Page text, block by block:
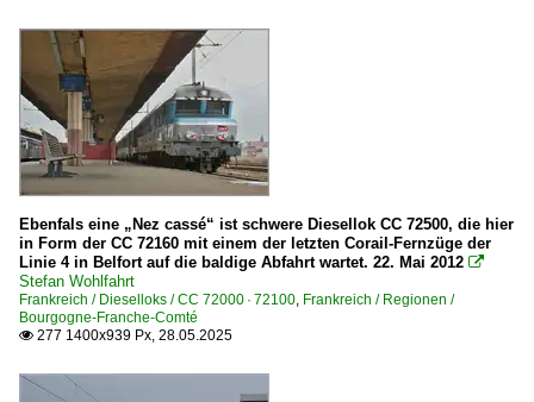
Ebenfals eine „Nez cassé“ ist schwere Diesellok CC 72500, die hier
in Form der CC 72160 mit einem der letzten Corail-Fernzüge der
Linie 4 in Belfort auf die baldige Abfahrt wartet. 22. Mai 2012 
Stefan Wohlfahrt
Frankreich / Dieselloks / CC 72000 · 72100, Frankreich / Regionen /
Bourgogne-Franche-Comté
 277 1400x939 Px, 28.05.2025